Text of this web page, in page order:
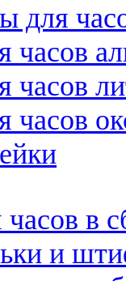
для
часов
часов
часов
в
и